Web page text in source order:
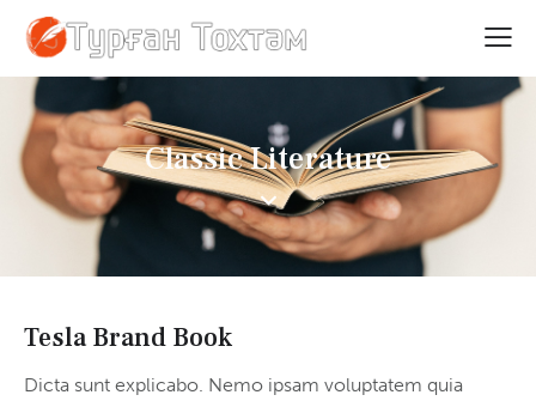
Classic Literature
Tesla Brand Book
Dicta sunt explicabo. Nemo ipsam voluptatem quia